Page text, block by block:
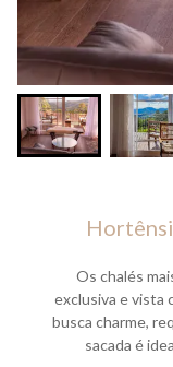
Os chalés
exclusiva e vista
busca charme,
sacada é